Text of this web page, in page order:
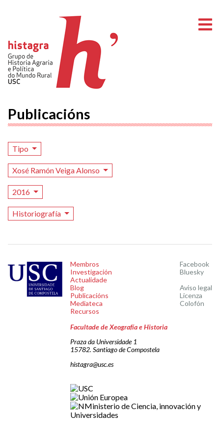
Publicacións
Tipo
Xosé Ramón Veiga Alonso
2016
Historiografía
Membros
Investigación
Actualidade
Blog
Publicacións
Mediateca
Recursos
Facebook
Bluesky
Aviso legal
Licenza
Colofón
Facultade de Xeografía e Historia
Praza da Universidade 1
15782. Santiago de Compostela
histagra@usc.es